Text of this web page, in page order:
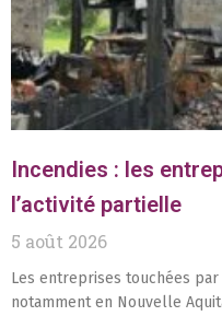
Incendies : les
l’activité partielle
5 août 2026
Les entreprises touchées
notamment en Nouvelle